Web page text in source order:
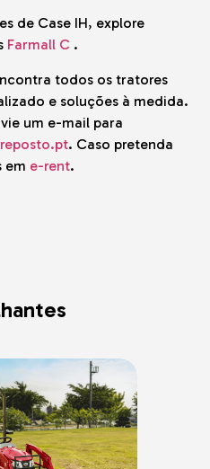
de Case IH, explore
Farmall C .
todos os tratores
e soluções à medida.
um e-mail para
. Caso pretenda
em e-rent.